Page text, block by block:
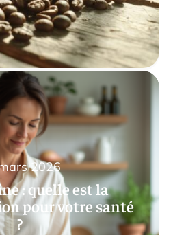
: quelle est la
pour votre santé
?
2026